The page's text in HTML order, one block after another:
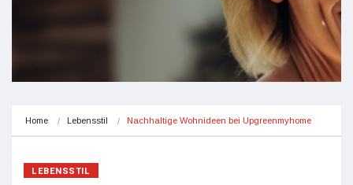
Home Lebensstil Nachhaltige Wohnideen bei Upgreenmyhome
LEBENSSTIL